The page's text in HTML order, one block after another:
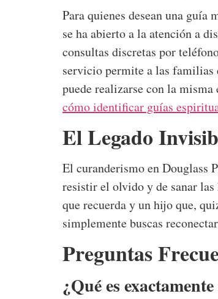
Para quienes desean una
se ha abierto a la atención a
consultas discretas por
servicio permite a las familias
puede realizarse con la
cómo identificar guías
El Legado
El curanderismo en Douglass
resistir el olvido y de sanar las
que recuerda y un hijo que,
simplemente buscas
Preguntas
¿Qué es